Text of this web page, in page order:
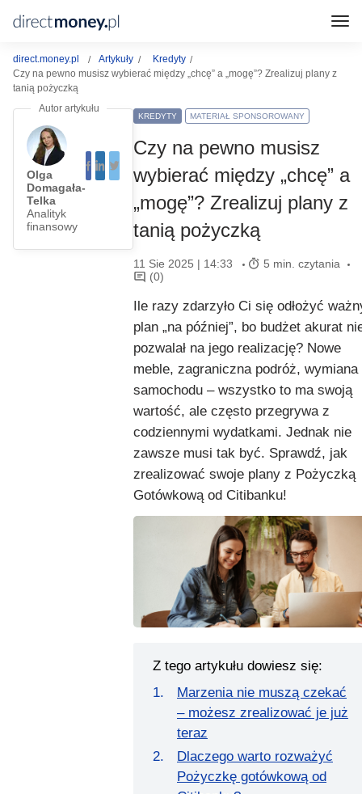
direct.money.pl Artykuły
Kredyty
Czy na pewno musisz wybierać między „chcę” a „mogę”? Zrealizuj plany z
tanią pożyczką
Olga
Domagała-
Telka
Analityk
finansowy
KREDYTY MATERIAŁ SPONSOROWANY
Czy na pewno musisz
wybierać między „chcę” a
„mogę”? Zrealizuj plany z
tanią pożyczką
11 Sie 2025 | 14:33
5 min. czytania
(0)
Ile razy zdarzyło Ci się odłożyć
plan „na później”, bo budżet akurat
pozwalał na jego realizację? Nowe
meble, zagraniczna podróż, wymiana
samochodu – wszystko to ma swoją
wartość, ale często przegrywa z
codziennymi wydatkami. Jednak nie
zawsze musi tak być. Sprawdź, jak
zrealizować swoje plany z Pożyczką
Gotówkową od Citibanku!
Z tego artykułu dowiesz się:
Marzenia nie muszą czekać
– możesz zrealizować je już
teraz
Dlaczego warto rozważyć
Pożyczkę gotówkową od